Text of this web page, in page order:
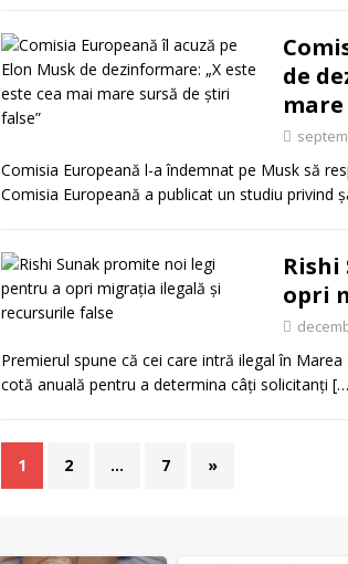
de
Comisia Europeană l-a îndemnat pe Musk să
Comisia Europeană a publicat un studiu privind
opri
Premierul spune că cei care intră ilegal în
cotă anuală pentru a determina câți solicitanți
1 2 … 7 »